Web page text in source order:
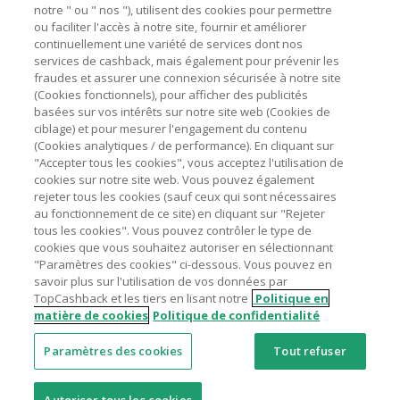
marchands sur le montant hors TVA/taxes et hors frais de
livraison/d’emballage/de service.
L'utilisation de plugins tels que Honey, AdBlock, uBlock, Pi-
hole et VPN peut bloquer le suivi de votre commande.
Pour chaque nouvelle transaction, il faut revenir sur
TopCashback et cliquer sur le bouton rose de cashback
pour accéder au site marchand et faire votre achat.
Assurez-vous que le lien TopCashback est le dernier lien
utilisé pour visiter le site marchand avant de finaliser votre
achat.
Tout compte impliqué dans des commandes ou activités
frauduleuses pour manipuler le système de cashback sera
clôturé et leur cashback confisqué.
Astuces pour économiser
A propos de
Contactez-nous
Mentions légales
Nos sites UK US CN JP DE AU
© 2005 - 2026 TopCashback Group Limited
notre " ou " nos "), utilisent des cookies pour permettre
ou faciliter l'accès à notre site, fournir et améliorer
continuellement une variété de services dont nos
services de cashback, mais également pour prévenir les
fraudes et assurer une connexion sécurisée à notre site
(Cookies fonctionnels), pour afficher des publicités
basées sur vos intérêts sur notre site web (Cookies de
ciblage) et pour mesurer l'engagement du contenu
(Cookies analytiques / de performance). En cliquant sur
"Accepter tous les cookies", vous acceptez l'utilisation de
cookies sur notre site web. Vous pouvez également
rejeter tous les cookies (sauf ceux qui sont nécessaires
au fonctionnement de ce site) en cliquant sur "Rejeter
tous les cookies". Vous pouvez contrôler le type de
cookies que vous souhaitez autoriser en sélectionnant
"Paramètres des cookies" ci-dessous. Vous pouvez en
savoir plus sur l'utilisation de vos données par
TopCashback et les tiers en lisant notre Politique en
matière de cookies Politique de confidentialité
Paramètres des cookies Tout refuser